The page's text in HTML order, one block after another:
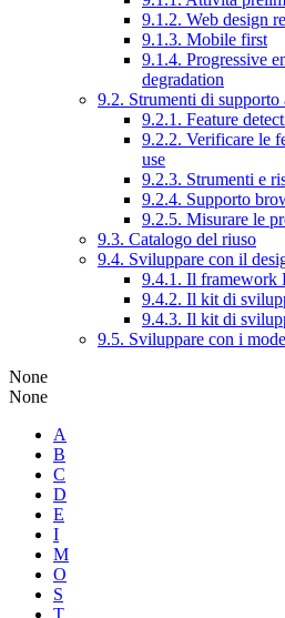
9.1.2. Web design
9.1.3. Mobile first
9.1.4. Progressive
degradation
9.2. Strumenti di
9.2.1. Feature
9.2.2. Verificare le
use
9.2.3. Strumenti e
9.2.4. Supporto
9.2.5. Misurare le
9.3. Catalogo del riuso
9.4. Sviluppare con il
9.4.1. Il framework
9.4.2. Il kit di
9.4.3. Il kit di
9.5. Sviluppare con i
None
None
A
B
C
D
E
I
M
O
S
T